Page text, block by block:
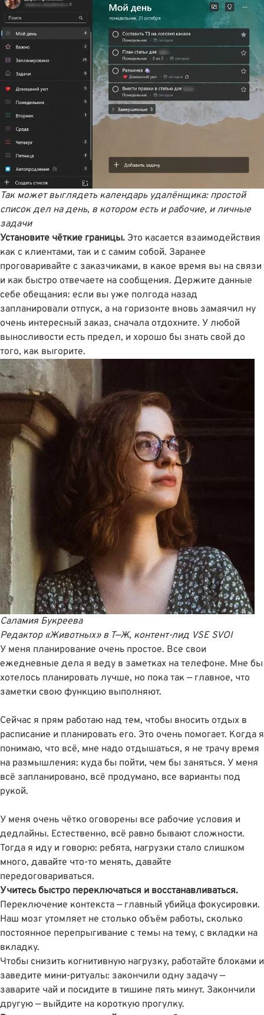
Так может выглядеть календарь удалёнщика: простой
список дел на день, в котором есть и рабочие, и личные
задачи
Установите чёткие границы. Это касается взаимодействия
как с клиентами, так и с самим собой. Заранее
проговаривайте с заказчиками, в какое время вы на связи
и как быстро отвечаете на сообщения. Держите данные
себе обещания: если вы уже полгода назад
запланировали отпуск, а на горизонте вновь замаячил ну
очень интересный заказ, сначала отдохните. У любой
выносливости есть предел, и хорошо бы знать свой до
того, как выгорите.
Саламия Букреева
Редактор «Животных» в Т—Ж, контент-лид VSE SVOI
У меня планирование очень простое. Все свои
ежедневные дела я веду в заметках на телефоне. Мне бы
хотелось планировать лучше, но пока так — главное, что
заметки свою функцию выполняют.
Сейчас я прям работаю над тем, чтобы вносить отдых в
расписание и планировать его. Это очень помогает. Когда я
понимаю, что всё, мне надо отдышаться, я не трачу время
на размышления: куда бы пойти, чем бы заняться. У меня
всё запланировано, всё продумано, все варианты под
рукой.
У меня очень чётко оговорены все рабочие условия и
дедлайны. Естественно, всё равно бывают сложности.
Тогда я иду и говорю: ребята, нагрузки стало слишком
много, давайте что-то менять, давайте
передоговариваться.
Учитесь быстро переключаться и восстанавливаться.
Переключение контекста — главный убийца фокусировки.
Наш мозг утомляет не столько объём работы, сколько
постоянное перепрыгивание с темы на тему, с вкладки на
вкладку.
Чтобы снизить когнитивную нагрузку, работайте блоками и
заведите мини-ритуалы: закончили одну задачу —
заварите чай и посидите в тишине пять минут. Закончили
другую — выйдите на короткую прогулку.